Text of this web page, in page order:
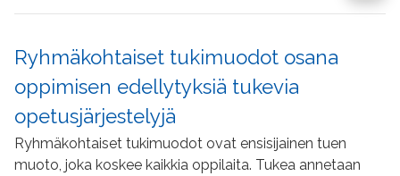
Ryhmäkohtaiset tukimuodot osana
oppimisen edellytyksiä tukevia
opetusjärjestelyjä
Ryhmäkohtaiset tukimuodot ovat ensisijainen tuen
muoto, joka koskee kaikkia oppilaita. Tukea annetaan